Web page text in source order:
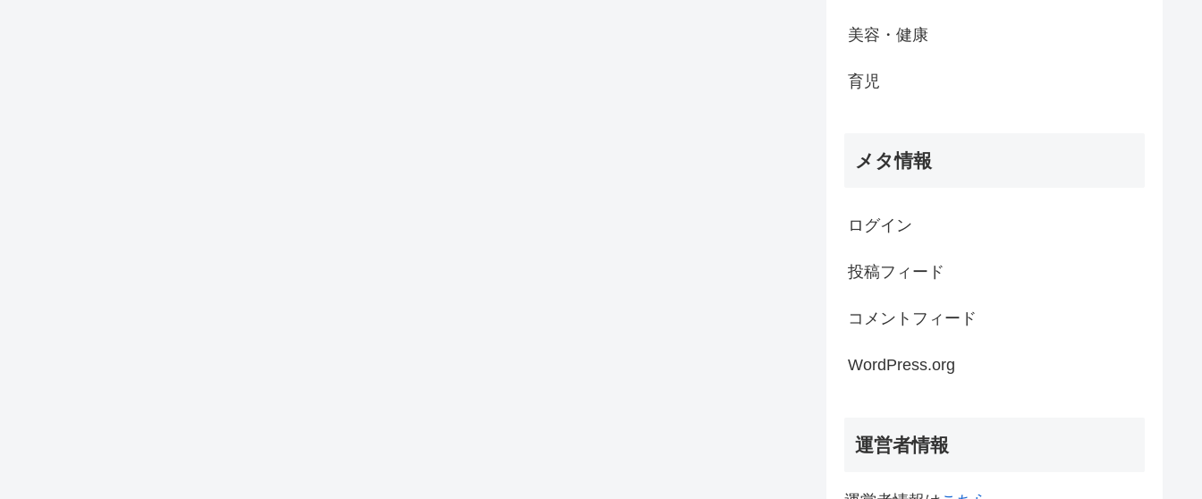
美容・健康
育児
メタ情報
ログイン
投稿フィード
コメントフィード
WordPress.org
運営者情報